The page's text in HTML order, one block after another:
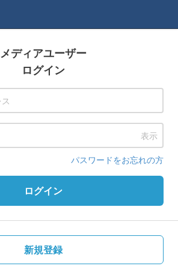
メディアユーザー
ログイン
表示
パスワードをお忘れの方
ログイン
新規登録